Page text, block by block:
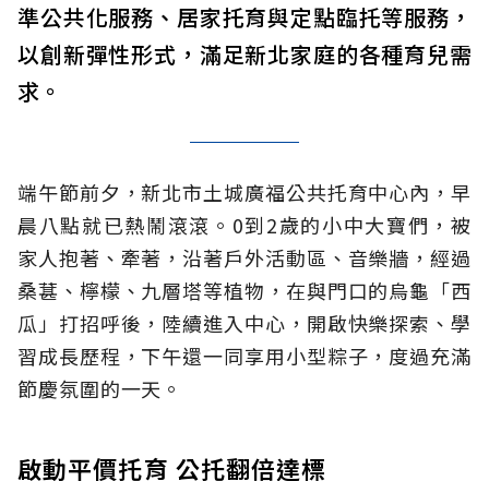
準公共化服務、居家托育與定點臨托等服務，
以創新彈性形式，滿足新北家庭的各種育兒需
求。
端午節前夕，新北市土城廣福公共托育中心內，早
晨八點就已熱鬧滾滾。0到2歲的小中大寶們，被
家人抱著、牽著，沿著戶外活動區、音樂牆，經過
桑葚、檸檬、九層塔等植物，在與門口的烏龜「西
瓜」打招呼後，陸續進入中心，開啟快樂探索、學
習成長歷程，下午還一同享用小型粽子，度過充滿
節慶氛圍的一天。
啟動平價托育 公托翻倍達標